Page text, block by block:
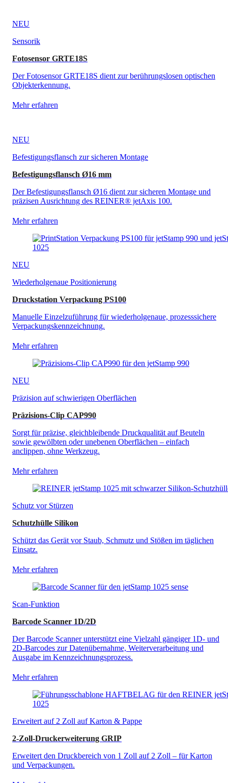
NEU
Sensorik
Fotosensor GRTE18S
Der Fotosensor GRTE18S dient zur berührungslosen optischen
Objekterkennung.
Mehr erfahren
NEU
Befestigungsflansch zur sicheren Montage
Befestigungsflansch Ø16 mm
Der Befestigungsflansch Ø16 dient zur sicheren Montage und
präzisen Ausrichtung des REINER® jetAxis 100.
Mehr erfahren
NEU
Wiederholgenaue Positionierung
Druckstation Verpackung PS100
Manuelle Einzelzuführung für wiederholgenaue, prozesssichere
Verpackungskennzeichnung.
Mehr erfahren
NEU
Präzision auf schwierigen Oberflächen
Präzisions-Clip CAP990
Sorgt für präzise, gleichbleibende Druckqualität auf Beuteln
sowie gewölbten oder unebenen Oberflächen – einfach
anclippen, ohne Werkzeug.
Mehr erfahren
Schutz vor Stürzen
Schutzhülle Silikon
Schützt das Gerät vor Staub, Schmutz und Stößen im täglichen
Einsatz.
Mehr erfahren
Scan-Funktion
Barcode Scanner 1D/2D
Der Barcode Scanner unterstützt eine Vielzahl gängiger 1D- und
2D-Barcodes zur Datenübernahme, Weiterverarbeitung und
Ausgabe im Kennzeichnungsprozess.
Mehr erfahren
Erweitert auf 2 Zoll auf Karton & Pappe
2-Zoll-Druckerweiterung GRIP
Erweitert den Druckbereich von 1 Zoll auf 2 Zoll – für Karton
und Verpackungen.